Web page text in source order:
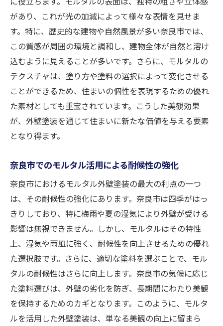
があり、これが光の加減によって様々な表情を見せま
す。特に、歴史的な建物や自然風景が多い奈良市では、
この質感が周囲の環境と調和し、建物全体が自然と溶け
込むように見えることが多いです。さらに、モルタルの
テクスチャは、塗り方や塗料の選択によって変化させる
ことができるため、住まいの個性を表現するための優れ
た素材としても重宝されています。こうした美観効果
が、外壁塗装を通じて住まいに新たな価値を与える要素
となり得ます。
奈良市でのモルタル活用による耐候性の強化
奈良市におけるモルタル外壁塗装の最大の利点の一つ
は、その耐候性の強化にあります。奈良市は四季がはっ
きりしており、特に梅雨や夏の湿気により外壁が受ける
影響は無視できません。しかし、モルタルはその特性
上、湿気や雨風に強く、耐候性を向上させるための優れ
た選択肢です。さらに、適切な塗料を選ぶことで、モル
タルの耐候性はさらに向上します。奈良市の気候に応じ
た塗料選びは、外壁の劣化を防ぎ、長期間にわたり美観
を保持するためのカギとなります。このように、モルタ
ルを活用した外壁塗装は、単なる美観の向上に留まら